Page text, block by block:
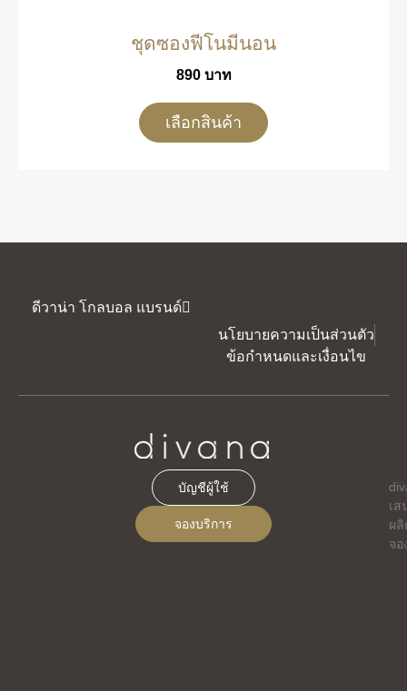
ชุดซองฟีโนมีนอน
890 บาท
เลือกสินค้า
ดีวาน่า โกลบอล แบรนด์
นโยบายความเป็นส่วนตัว
ข้อกำหนดและเงื่อนไข
บัญชีผู้ใช้
จองบริการ
เส
ผ
จ